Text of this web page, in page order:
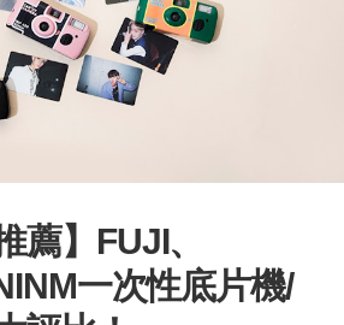
薦】FUJI、
一次性底片機/